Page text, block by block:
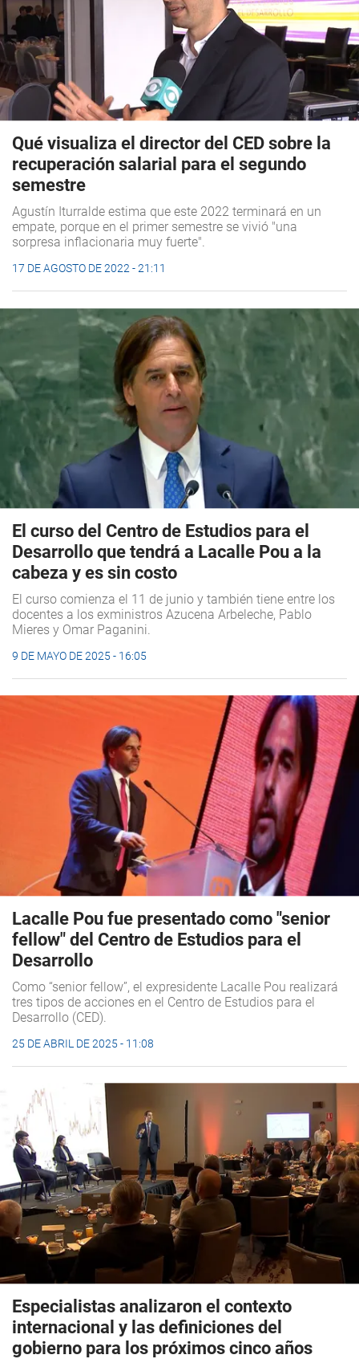
Qué visualiza el director del CED sobre la
recuperación salarial para el segundo
semestre
Agustín Iturralde estima que este 2022 terminará en un
empate, porque en el primer semestre se vivió "una
sorpresa inflacionaria muy fuerte".
17 DE AGOSTO DE 2022 - 21:11
El curso del Centro de Estudios para el
Desarrollo que tendrá a Lacalle Pou a la
cabeza y es sin costo
El curso comienza el 11 de junio y también tiene entre los
docentes a los exministros Azucena Arbeleche, Pablo
Mieres y Omar Paganini.
9 DE MAYO DE 2025 - 16:05
Lacalle Pou fue presentado como "senior
fellow" del Centro de Estudios para el
Desarrollo
Como “senior fellow”, el expresidente Lacalle Pou realizará
tres tipos de acciones en el Centro de Estudios para el
Desarrollo (CED).
25 DE ABRIL DE 2025 - 11:08
Especialistas analizaron el contexto
internacional y las definiciones del
gobierno para los próximos cinco años